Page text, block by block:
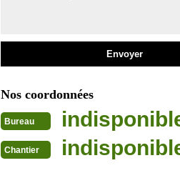
Nos coordonnées
Bureau
Chantier